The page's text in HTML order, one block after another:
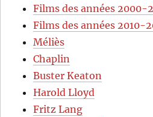
Films des années 2000-
Films des années 2010-
Méliès
Chaplin
Buster Keaton
Harold Lloyd
Fritz Lang